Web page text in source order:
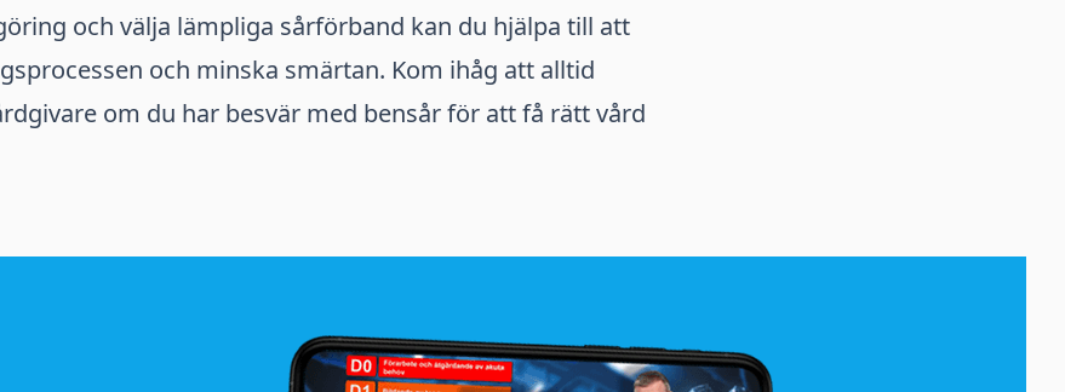
och välja lämpliga sårförband kan du hjälpa till att
och minska smärtan. Kom ihåg att alltid
om du har besvär med bensår för att få rätt vård